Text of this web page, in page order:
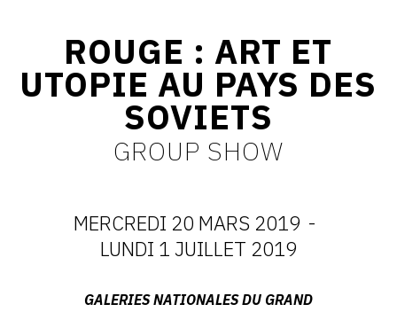
FACEBOOK
TWITTER
PINTEREST
ROUGE : ART ET
UTOPIE AU PAYS DES
SOVIETS
GROUP SHOW
DATES
:
MERCREDI 20 MARS 2019 -
LUNDI 1 JUILLET 2019
GALERIES NATIONALES DU GRAND